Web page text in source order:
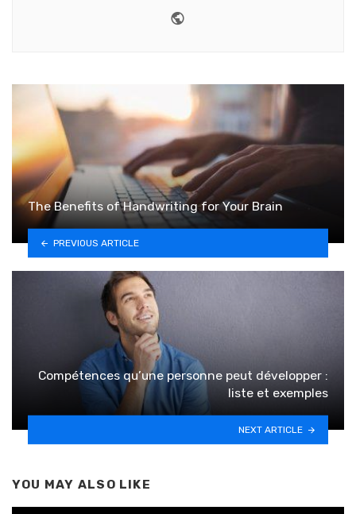
The Benefits of Handwriting for Your Brain
PREVIOUS ARTICLE
Compétences qu’une personne peut développer :
liste et exemples
NEXT ARTICLE
YOU MAY ALSO LIKE